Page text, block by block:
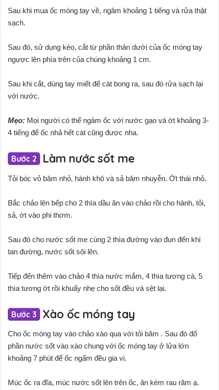
Sau khi mua ốc móng tay về, ngâm khoảng 1 tiếng và rửa thật
sạch.
Sau đó, sử dụng kéo, cắt từ phần thân dưới của ốc móng tay
ngược lên phía trên của chúng khoảng 1 cm.
Sau khi cắt, dùng tay miết để cát bong ra, sau đó rửa sạch lại
với nước.
Mẹo: Mọi người có thể ngâm ốc với nước gạo và ớt khoảng 3-
4 tiếng để ốc nhả hết cát cũng được nha.
Làm nước sốt me
Tỏi bóc vỏ băm nhỏ, hành khô và sả băm nhuyễn. Ớt thái nhỏ.
Bắc chảo lên bếp cho 2 thìa dầu ăn vào chảo rồi cho hành, tỏi,
sả, ớt vào phi thơm.
Sau đó cho nước sốt me cùng 2 thìa đường vào đun đến khi
tan đường, nước sốt sôi lên.
Tiếp đến thêm vào chảo 4 thìa nước mắm, 4 thìa tương cà, 5
thìa tương ớt rồi khuấy nhẹ cho sốt đều và sệt lại.
Xào ốc móng tay
Cho ốc móng tay vào chảo xào qua với tỏi băm . Sau đó đổ
phần nước sốt vào xào chung với ốc móng tay ở lửa lớn
khoảng 7 phút để ốc ngấm đều gia vị.
Múc ốc ra đĩa, múc nước sốt lên trên ốc, ăn kèm rau răm ạ.